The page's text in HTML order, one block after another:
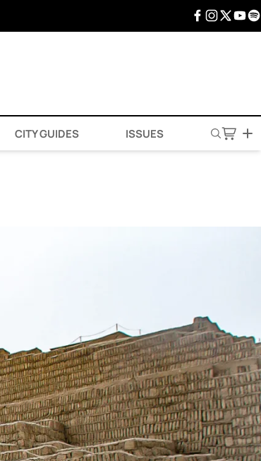
CITY GUIDES ISSUES